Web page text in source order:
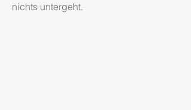
nichts untergeht.